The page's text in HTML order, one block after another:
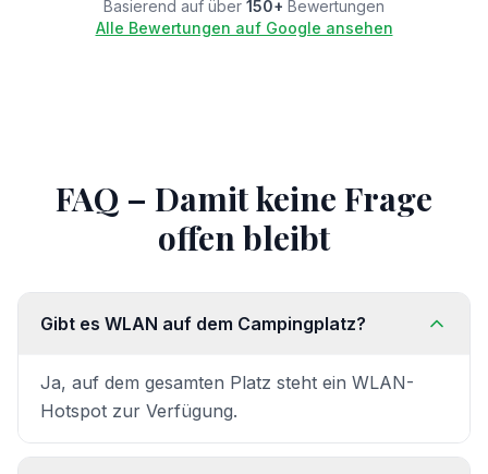
Basierend auf über 150+ Bewertungen
Alle Bewertungen auf Google ansehen
FAQ – Damit keine Frage
offen bleibt
Gibt es WLAN auf dem Campingplatz?
Ja, auf dem gesamten Platz steht ein WLAN-
Hotspot zur Verfügung.